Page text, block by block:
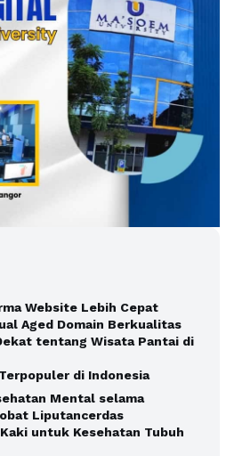
Website Lebih Cepat
Aged Domain Berkualitas
tentang Wisata Pantai di
di Indonesia
Mental selama
Liputancerdas
untuk Kesehatan Tubuh